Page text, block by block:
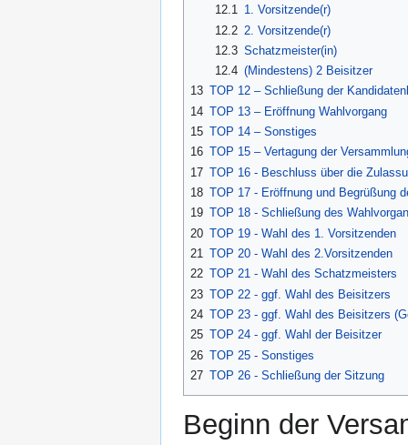
12.1 1. Vorsitzende(r)
12.2 2. Vorsitzende(r)
12.3 Schatzmeister(in)
12.4 (Mindestens) 2 Beisitzer
13 TOP 12 – Schließung der
14 TOP 13 – Eröffnung Wahlvorgang
15 TOP 14 – Sonstiges
16 TOP 15 – Vertagung der
17 TOP 16 - Beschluss über die
18 TOP 17 - Eröffnung und Begrüßung
19 TOP 18 - Schließung des
20 TOP 19 - Wahl des 1. Vorsitzenden
21 TOP 20 - Wahl des 2.Vorsitzenden
22 TOP 21 - Wahl des Schatzmeisters
23 TOP 22 - ggf. Wahl des Beisitzers
24 TOP 23 - ggf. Wahl des Beisitzers
25 TOP 24 - ggf. Wahl der Beisitzer
26 TOP 25 - Sonstiges
27 TOP 26 - Schließung der Sitzung
Beginn der